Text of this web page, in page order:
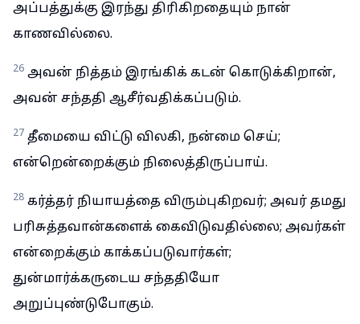
அப்பத்துக்கு இரந்து திரிகிறதையும் நான்
காணவில்லை.
26 அவன் நித்தம் இரங்கிக் கடன் கொடுக்கிறான்,
அவன் சந்ததி ஆசீர்வதிக்கப்படும்.
27 தீமையை விட்டு விலகி, நன்மை செய்;
என்றென்றைக்கும் நிலைத்திருப்பாய்.
28 கர்த்தர் நியாயத்தை விரும்புகிறவர்; அவர் தமது
பரிசுத்தவான்களைக் கைவிடுவதில்லை; அவர்கள்
என்றைக்கும் காக்கப்படுவார்கள்;
துன்மார்க்கருடைய சந்ததியோ
அறுப்புண்டுபோகும்.